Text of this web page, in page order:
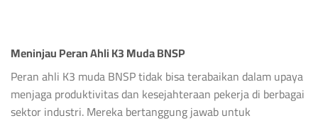
Meninjau Peran Ahli K3 Muda BNSP
Peran ahli K3 muda BNSP tidak bisa terabaikan dalam upaya
menjaga produktivitas dan kesejahteraan pekerja di berbagai
sektor industri. Mereka bertanggung jawab untuk